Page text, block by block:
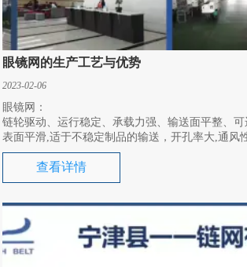
眼镜网的生产工艺与优势
2023-02-06
眼镜网：
链轮驱动、运行稳定、承载力强、输送面平整、可
表面平滑,适于不稳定制品的输送，开孔率大,通风
洗净。
眼镜网带因孔大非常适合涂层操作流程，使之与传
触。
查看详情